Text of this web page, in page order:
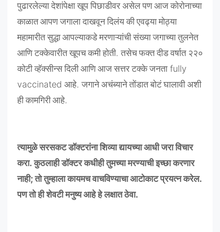
पुढारलेल्यादेशांपेक्षाखूपपिछाडीवरअसेलपणआजकोरोनाच्या
काळातआपणजगालादाखवूनदिलंयकीएवढ्यामोठ्या
महामारीतसुद्धाआपल्याकडेमरणाऱ्यांचीसंख्याजगाच्यातुलनेत
आणिटक्केवारीतखूपचकमीहोती.तसेचफक्तदीडवर्षात २२०
कोटीव्हॅक्सीन्सदिलीआणिआजसत्तरटक्केजनताfully
vaccinated आहे.जगानेअचंब्यानेतोंडातबोटंघालावीअशी
हीकामगिरीआहे.
त्यामुळेसरसकटडॉक्टरांनाशिव्याद्यायच्याआधीजराविचार
करा.कुठलाहीडॉक्टरकधीहीतुमच्यामरण्याचीइच्छाकरणार
नाही;तोतुम्हालाकायमचवाचविण्याचाआटोकाटप्रयत्नकरेल
पणतोहीशेवटीमनुष्यआहेहेलक्षातठेवा.